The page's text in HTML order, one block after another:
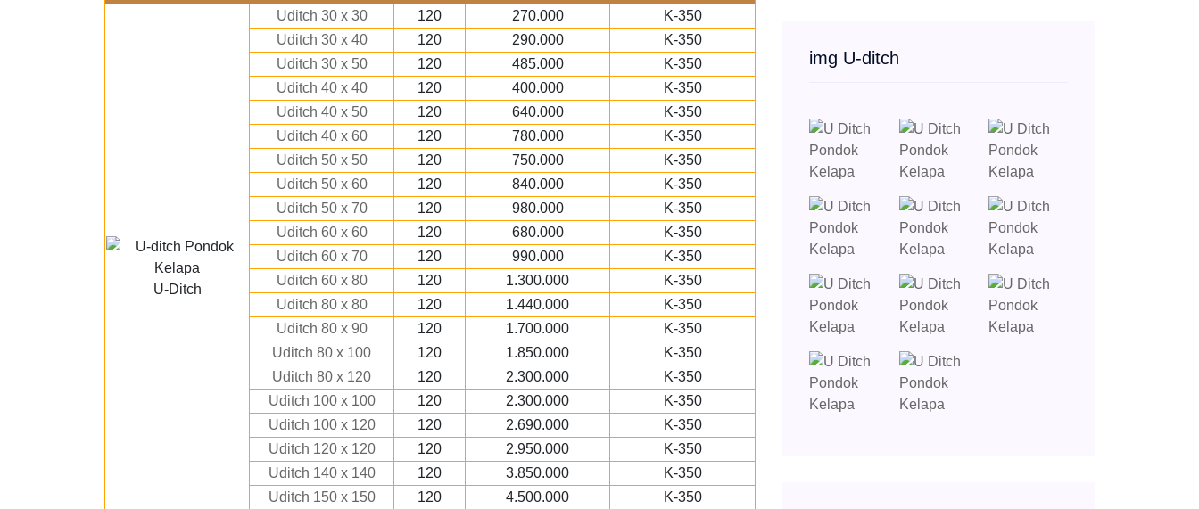
U-Ditch
Uditch 30 x 30 120 270.000
K-350
Uditch 30 x 40
120 290.000
K-350
Uditch 30 x 50
120 485.000
K-350
Uditch 40 x 40
120 400.000
K-350
Uditch 40 x 50
120 640.000
K-350
Uditch 40 x 60
120 780.000
K-350
Uditch 50 x 50
120 750.000
K-350
Uditch 50 x 60
120 840.000
K-350
Uditch 50 x 70
120 980.000
K-350
Uditch 60 x 60
120 680.000
K-350
Uditch 60 x 70
120 990.000
K-350
Uditch 60 x 80
120 1.300.000
K-350
Uditch 80 x 80
120 1.440.000
K-350
Uditch 80 x 90
120 1.700.000
K-350
Uditch 80 x 100
120 1.850.000
K-350
Uditch 80 x 120
120 2.300.000
K-350
Uditch 100 x 100
120 2.300.000
K-350
Uditch 100 x 120
120 2.690.000
K-350
Uditch 120 x 120
120 2.950.000
K-350
Uditch 140 x 140
120 3.850.000
K-350
Uditch 150 x 150
120 4.500.000
K-350
img U-ditch